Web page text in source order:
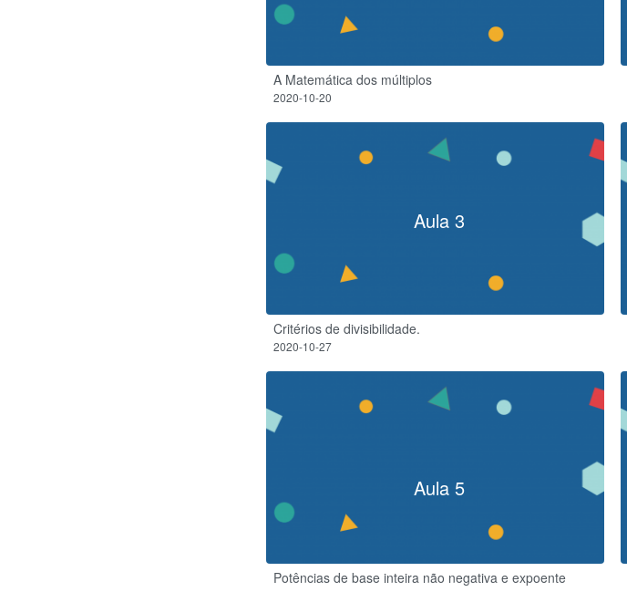
A Matemática dos múltiplos
2020-10-20
Aula 3
Critérios de divisibilidade.
2020-10-27
Aula 5
Potências de base inteira não negativa e expoente